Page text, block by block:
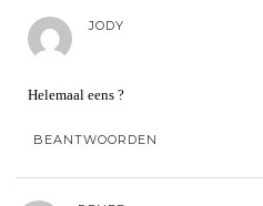
JODY
Helemaal eens ?
BEANTWOORDEN